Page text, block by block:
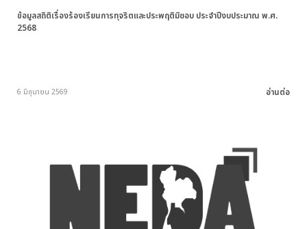
ข้อมูลสถิติเรื่องร้องเรียนการทุจริตและประพฤติมิชอบ ประจำปีงบประมาณ พ.ศ.
2568
6 มิถุนายน 2569 อ่านต่อ